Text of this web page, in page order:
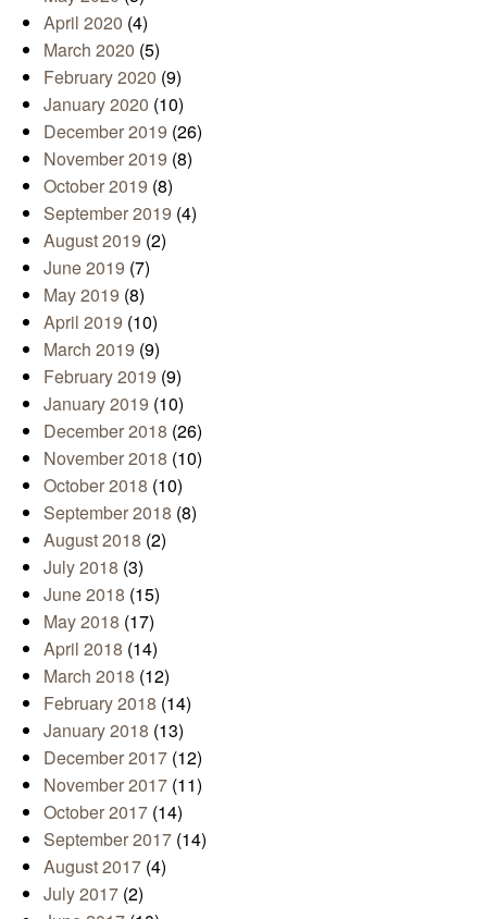
April 2020 (4)
March 2020 (5)
February 2020 (9)
January 2020 (10)
December 2019 (26)
November 2019 (8)
October 2019 (8)
September 2019 (4)
August 2019 (2)
June 2019 (7)
May 2019 (8)
April 2019 (10)
March 2019 (9)
February 2019 (9)
January 2019 (10)
December 2018 (26)
November 2018 (10)
October 2018 (10)
September 2018 (8)
August 2018 (2)
July 2018 (3)
June 2018 (15)
May 2018 (17)
April 2018 (14)
March 2018 (12)
February 2018 (14)
January 2018 (13)
December 2017 (12)
November 2017 (11)
October 2017 (14)
September 2017 (14)
August 2017 (4)
July 2017 (2)